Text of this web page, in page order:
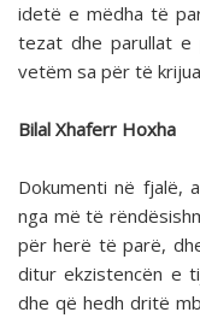
idetë e mëdha të
tezat dhe parullat
vetëm sa për të
Bilal Xhaferr Hoxha
Dokumenti në fjalë,
nga më të
për herë të parë,
ditur ekzistencën e
dhe që hedh dritë